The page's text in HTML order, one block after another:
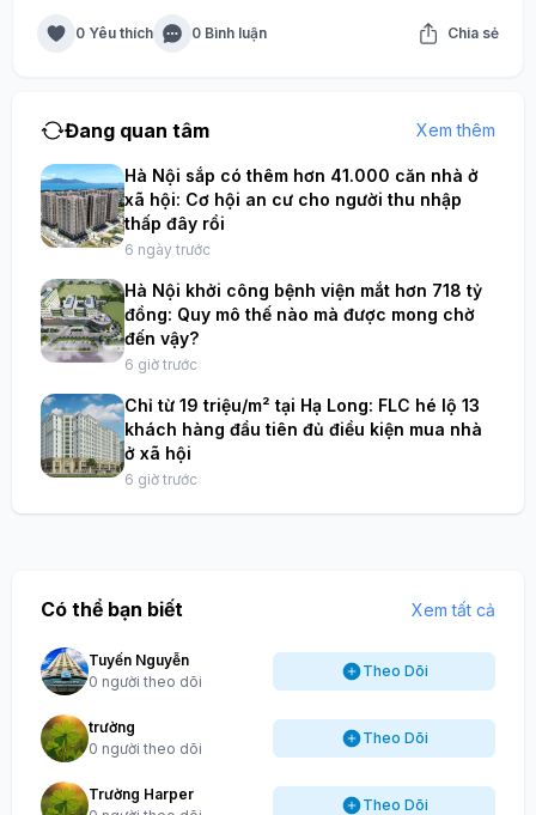
0 Yêu thích 0 Bình luận Chia sẻ
Đang quan tâm Xem thêm
Hà Nội sắp có thêm hơn 41.000 căn nhà ở
xã hội: Cơ hội an cư cho người thu nhập
thấp đây rồi
6 ngày trước
Hà Nội khởi công bệnh viện mắt hơn 718 tỷ
đồng: Quy mô thế nào mà được mong chờ
đến vậy?
6 giờ trước
Chỉ từ 19 triệu/m² tại Hạ Long: FLC hé lộ 13
khách hàng đầu tiên đủ điều kiện mua nhà
ở xã hội
6 giờ trước
Có thể bạn biết Xem tất cả
Tuyến Nguyễn
0 người theo dõi
Theo Dõi
trường
0 người theo dõi
Theo Dõi
Trường Harper
Theo Dõi